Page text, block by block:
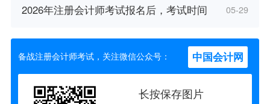
2026年注册会计师考试报名后，考试时间 05-29
备战注册会计师考试，关注微信公众号： 中国会计网
长按保存图片